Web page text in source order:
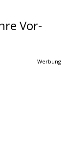
Vor-
Werbung